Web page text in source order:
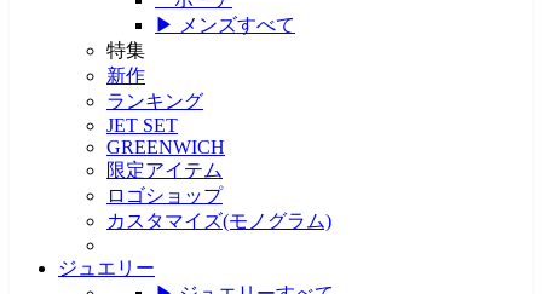
▶ メンズすべて
特集
新作
ランキング
JET SET
GREENWICH
限定アイテム
ロゴショップ
カスタマイズ(モノグラム)
ジュエリー